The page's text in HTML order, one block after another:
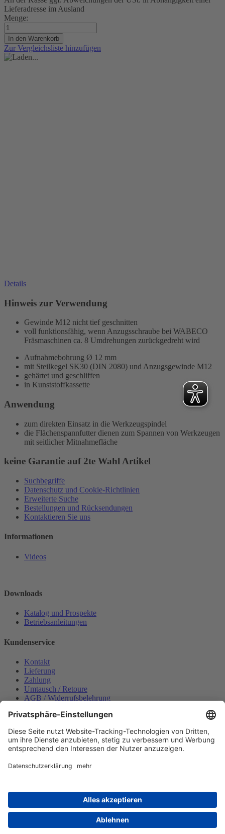
Lieferadresse im Ausland
Menge:
In den Warenkorb
Zur Vergleichsliste hinzufügen
Details
Hinweis zur Verwendung
Gewinde M12 nicht tief geschnitten
voll funktionsfähig, wenn Anzugsschraube bei WABECO
Fräsmaschinen ca. 8 Umdrehungen zurückgedreht wird
Aufnahmebohrung Ø 12 mm
mit Steilkegel SK30 (DIN 2080) und Anzugsgewinde M12
gehärtet und geschliffen
in Kunststoffkassette
Anwendung
zum direkten Einsatz in die Werkzeugspindel
die Flächenspannfutter dienen zum Spannen von Werkzeugen
mit seitlicher Mitnahmefläche
keine Garantie auf 2te Wahl Artikel
Suchbegriffe
Datenschutz und Cookie-Richtlinien
Erweiterte Suche
Bestellungen und Rücksendungen
Kontaktieren Sie uns
Informationen
Videos
Downloads
Katalog und Prospekte
Betriebsanleitungen
Kundenservice
Kontakt
Lieferung
Zahlung
Umtausch / Retoure
AGB / Widerrufsbelehrung
Datenschutzerklärung
Bestellung widerrufen
Mein konto
Zahlungsmöglichkeiten